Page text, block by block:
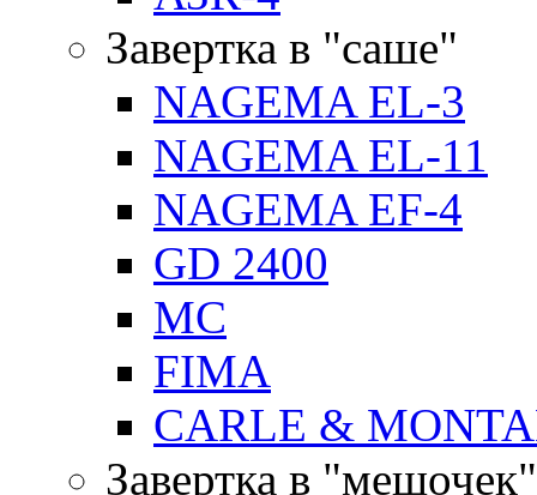
Завертка в "саше"
NAGEMA EL-3
NAGEMA EL-11
NAGEMA EF-4
GD 2400
MC
FIMA
CARLE &
Завертка в "мешочек"